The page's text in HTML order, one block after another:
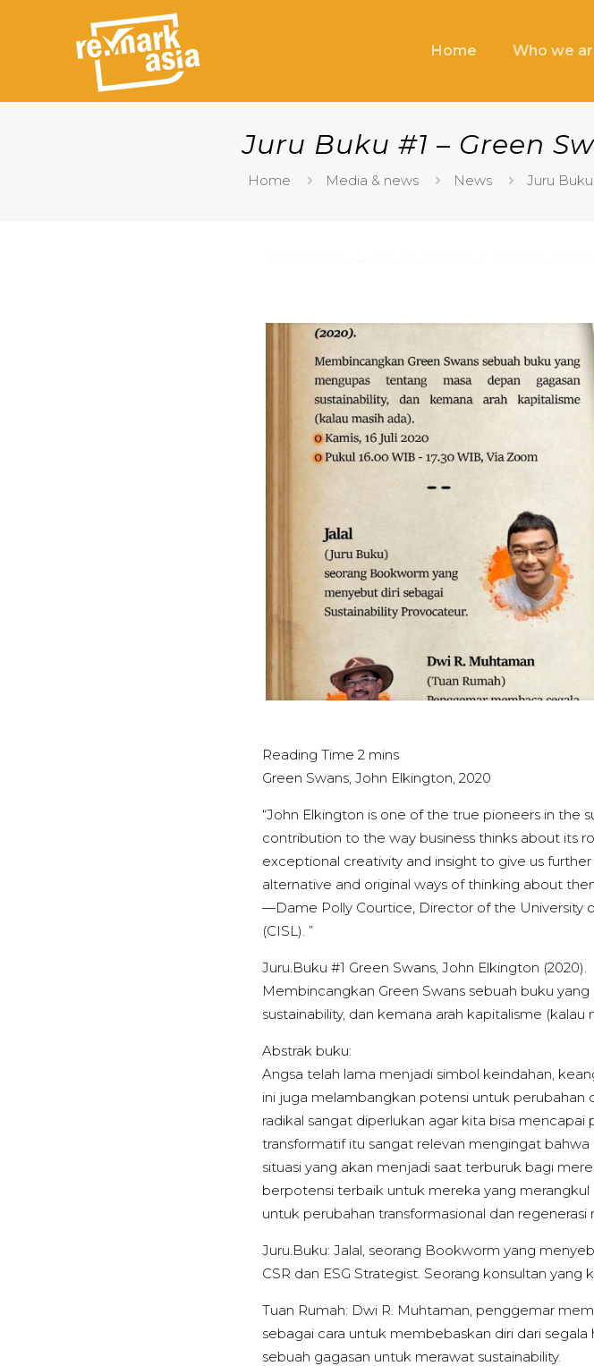
Home Who we
Juru Buku #1 – Green
Home Media & news News Juru Buku
Green Swans, John Elkington, 2020
“John Elkington is one of the true pioneers in the
contribution to the way business thinks about its
exceptional creativity and insight to give us
alternative and original ways of thinking about
—Dame Polly Courtice, Director of the University
(CISL). ”
Juru.Buku #1 Green Swans, John Elkington (2020).
Membincangkan Green Swans sebuah buku
sustainability, dan kemana arah kapitalisme (kalau
Abstrak buku:
Angsa telah lama menjadi simbol keindahan,
ini juga melambangkan potensi untuk perubahan
radikal sangat diperlukan agar kita bisa
transformatif itu sangat relevan mengingat
situasi yang akan menjadi saat terburuk bagi
berpotensi terbaik untuk mereka yang
untuk perubahan transformasional dan regenerasi
Juru.Buku: Jalal, seorang Bookworm yang
CSR dan ESG Strategist. Seorang konsultan yang
Tuan Rumah: Dwi R. Muhtaman, penggemar
sebagai cara untuk membebaskan diri dari
sebuah gagasan untuk merawat sustainability.